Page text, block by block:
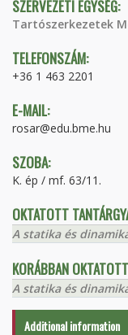
SZERVEZETI EGYSÉG:
Tartószerkezetek
TELEFONSZÁM:
+36 1 463 2201
E-MAIL:
rosar@edu.bme.hu
SZOBA:
K. ép / mf. 63/11.
OKTATOTT
A statika és
KORÁBBAN
A statika és
Additional information